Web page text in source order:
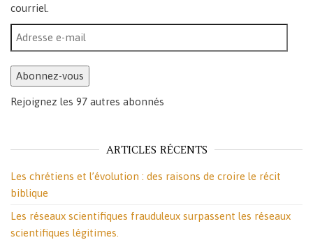
courriel.
Adresse e-mail
Abonnez-vous
Rejoignez les 97 autres abonnés
ARTICLES RÉCENTS
Les chrétiens et l’évolution : des raisons de croire le récit
biblique
Les réseaux scientifiques frauduleux surpassent les réseaux
scientifiques légitimes.